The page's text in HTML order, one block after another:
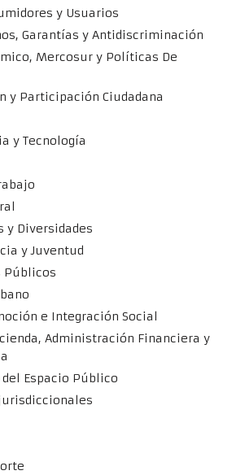
y Usuarios
Garantías y Antidiscriminación
Mercosur y Políticas De
y Participación Ciudadana
y Tecnología
y Diversidades
y Juventud
Públicos
e Integración Social
Administración Financiera y
Espacio Público